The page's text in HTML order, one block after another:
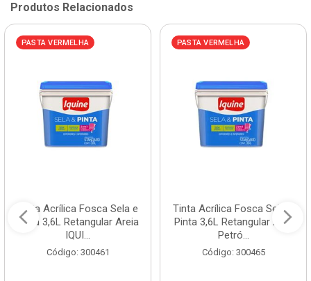
Produtos Relacionados
PASTA VERMELHA
Tinta Acrílica Fosca Sela e
Pinta 3,6L Retangular Areia
IQUI...
Código: 300461
PASTA VERMELHA
Tinta Acrílica Fosca Sela e
Pinta 3,6L Retangular Azul
Petró...
Código: 300465